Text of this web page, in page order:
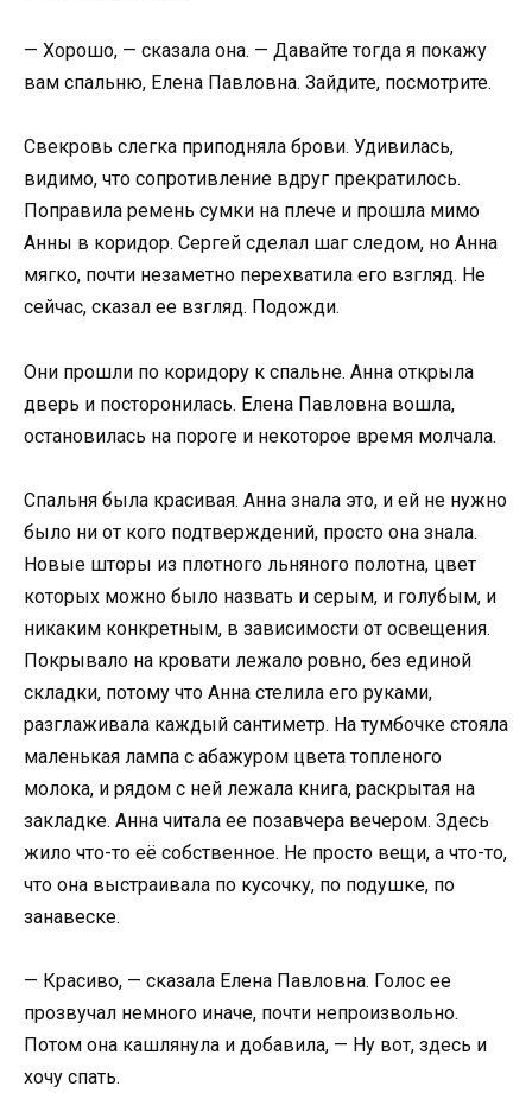
— Хорошо, — сказала она. — Давайте тогда я покажу
вам спальню, Елена Павловна. Зайдите, посмотрите.
Свекровь слегка приподняла брови. Удивилась,
видимо, что сопротивление вдруг прекратилось.
Поправила ремень сумки на плече и прошла мимо
Анны в коридор. Сергей сделал шаг следом, но Анна
мягко, почти незаметно перехватила его взгляд. Не
сейчас, сказал ее взгляд. Подожди.
Они прошли по коридору к спальне. Анна открыла
дверь и посторонилась. Елена Павловна вошла,
остановилась на пороге и некоторое время молчала.
Спальня была красивая. Анна знала это, и ей не нужно
было ни от кого подтверждений, просто она знала.
Новые шторы из плотного льняного полотна, цвет
которых можно было назвать и серым, и голубым, и
никаким конкретным, в зависимости от освещения.
Покрывало на кровати лежало ровно, без единой
складки, потому что Анна стелила его руками,
разглаживала каждый сантиметр. На тумбочке стояла
маленькая лампа с абажуром цвета топленого
молока, и рядом с ней лежала книга, раскрытая на
закладке. Анна читала ее позавчера вечером. Здесь
жило что-то её собственное. Не просто вещи, а что-то,
что она выстраивала по кусочку, по подушке, по
занавеске.
— Красиво, — сказала Елена Павловна. Голос ее
прозвучал немного иначе, почти непроизвольно.
Потом она кашлянула и добавила, — Ну вот, здесь и
хочу спать.